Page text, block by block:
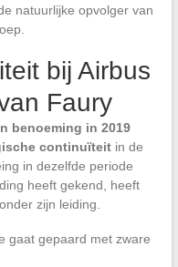
natuurlijke opvolger van
bij Airbus
Faury
benoeming in 2019
continuïteitin de
in dezelfde periode
heeft gekend, heeft
zijn leiding.
gaat gepaard met zware